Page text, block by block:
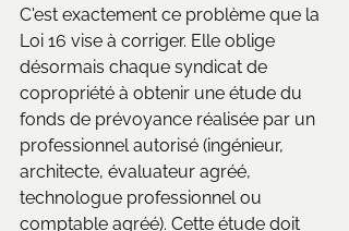
C'est exactement ce problème que la
Loi 16 vise à corriger. Elle oblige
désormais chaque syndicat de
copropriété à obtenir une étude du
fonds de prévoyance réalisée par un
professionnel autorisé (ingénieur,
architecte, évaluateur agréé,
technologue professionnel ou
comptable agréé). Cette étude doit